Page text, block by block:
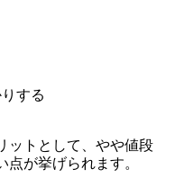
する
ットとして、やや値段
が挙げられます。